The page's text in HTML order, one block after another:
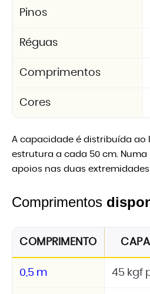
Pinos
Réguas
Comprimentos
Cores
A capacidade é distribuída ao
estrutura a cada 50 cm. Numa
apoios nas duas extremidades
Comprimentos
COMPRIMENTO
0,5 m 45 kgf